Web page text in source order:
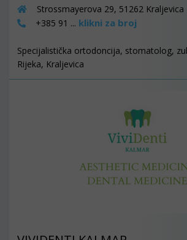
Strossmayerova 29, 51262
+385 91 ... klikni za broj
Specijalistička ortodoncija, stomatolog,
Rijeka, Kraljevica